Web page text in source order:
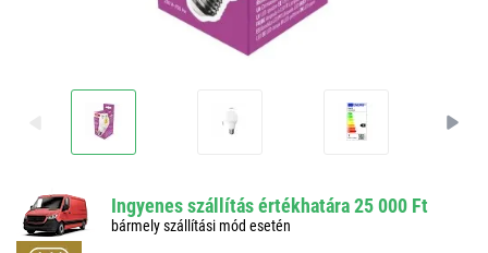
Ingyenes szállítás értékhatára 25 000 Ft
bármely szállítási mód esetén